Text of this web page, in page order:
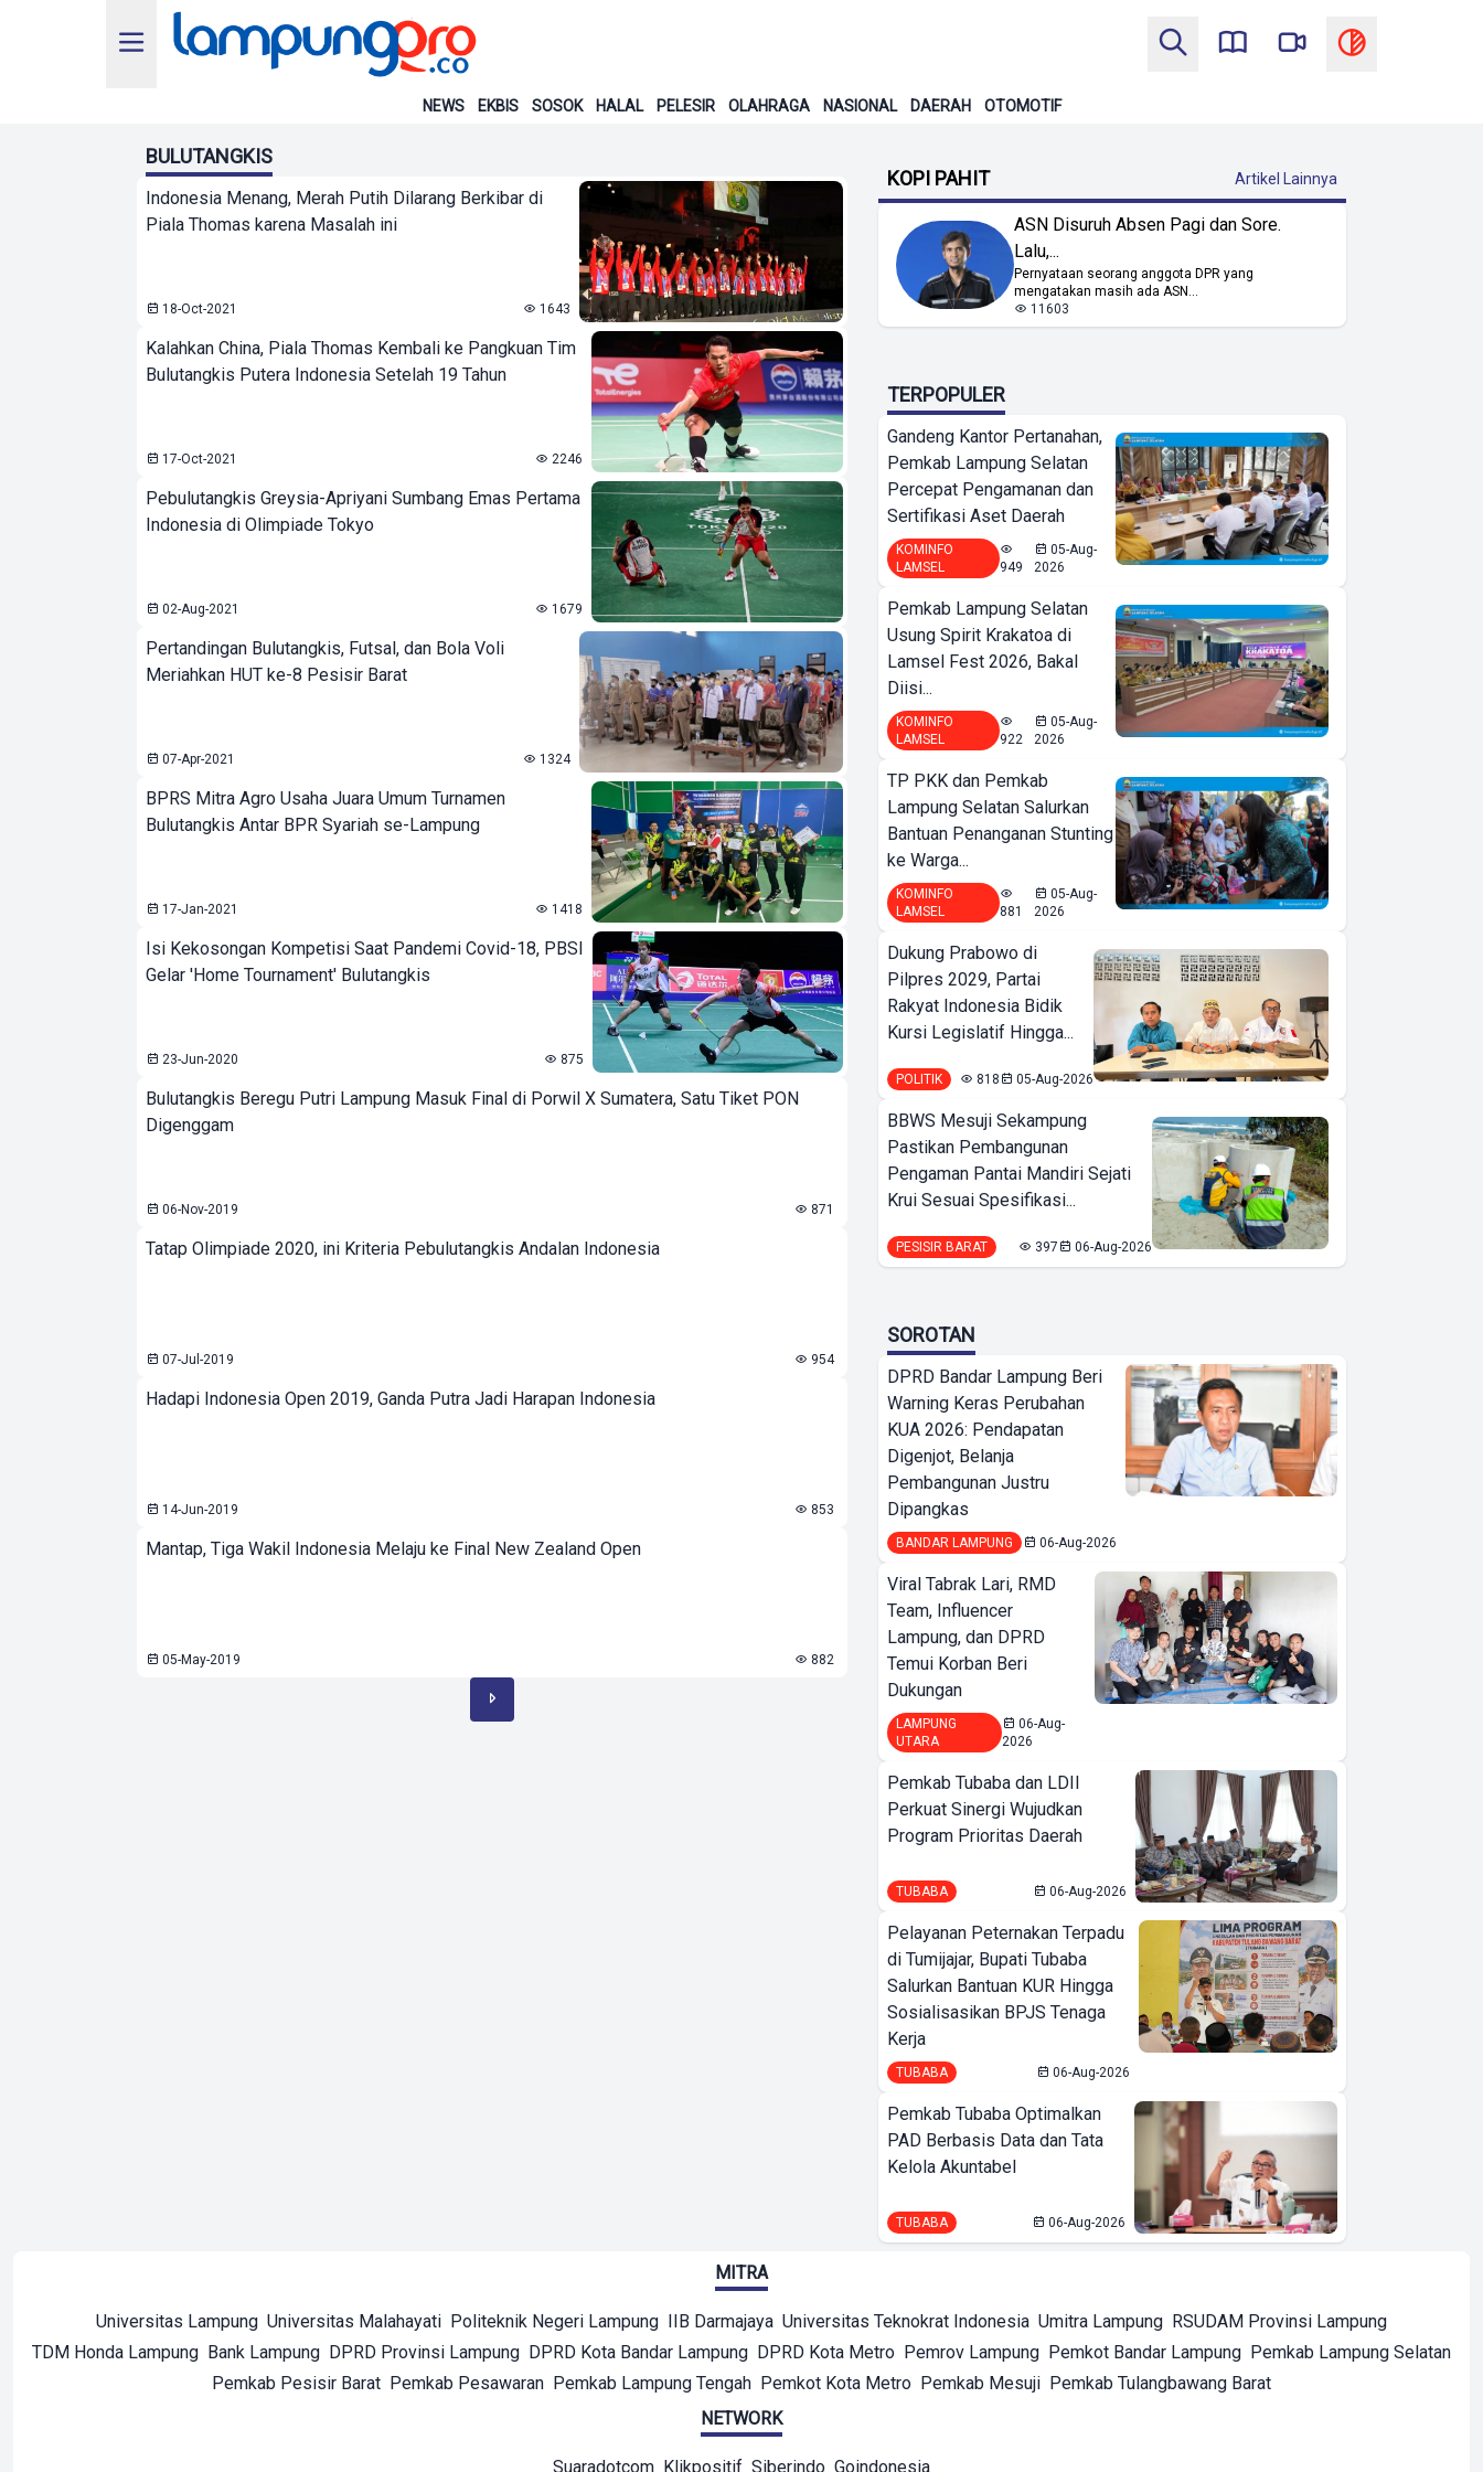
NEWS EKBIS SOSOK HALAL PELESIR OLAHRAGA NASIONAL DAERAH OTOMOTIF
BULUTANGKIS
Indonesia Menang, Merah Putih Dilarang Berkibar di
Piala Thomas karena Masalah ini
18-Oct-2021 1643
Kalahkan China, Piala Thomas Kembali ke Pangkuan Tim
Bulutangkis Putera Indonesia Setelah 19 Tahun
17-Oct-2021 2246
Pebulutangkis Greysia-Apriyani Sumbang Emas Pertama
Indonesia di Olimpiade Tokyo
02-Aug-2021 1679
Pertandingan Bulutangkis, Futsal, dan Bola Voli
Meriahkan HUT ke-8 Pesisir Barat
07-Apr-2021 1324
BPRS Mitra Agro Usaha Juara Umum Turnamen
Bulutangkis Antar BPR Syariah se-Lampung
17-Jan-2021 1418
Isi Kekosongan Kompetisi Saat Pandemi Covid-18, PBSI
Gelar 'Home Tournament' Bulutangkis
23-Jun-2020 875
Bulutangkis Beregu Putri Lampung Masuk Final di Porwil X Sumatera, Satu Tiket PON
Digenggam
06-Nov-2019 871
Tatap Olimpiade 2020, ini Kriteria Pebulutangkis Andalan Indonesia
07-Jul-2019 954
Hadapi Indonesia Open 2019, Ganda Putra Jadi Harapan Indonesia
14-Jun-2019 853
Mantap, Tiga Wakil Indonesia Melaju ke Final New Zealand Open
05-May-2019 882
KOPI PAHIT Artikel Lainnya
ASN Disuruh Absen Pagi dan Sore.
Lalu,...
Pernyataan seorang anggota DPR yang
mengatakan masih ada ASN...
11603
TERPOPULER
Gandeng Kantor Pertanahan,
Pemkab Lampung Selatan
Percepat Pengamanan dan
Sertifikasi Aset Daerah
KOMINFO
LAMSEL
949
05-Aug-
2026
Pemkab Lampung Selatan
Usung Spirit Krakatoa di
Lamsel Fest 2026, Bakal
Diisi...
KOMINFO
LAMSEL
922
05-Aug-
2026
TP PKK dan Pemkab
Lampung Selatan Salurkan
Bantuan Penanganan Stunting
ke Warga...
KOMINFO
LAMSEL
881
05-Aug-
2026
Dukung Prabowo di
Pilpres 2029, Partai
Rakyat Indonesia Bidik
Kursi Legislatif Hingga...
POLITIK 818 05-Aug-2026
BBWS Mesuji Sekampung
Pastikan Pembangunan
Pengaman Pantai Mandiri Sejati
Krui Sesuai Spesifikasi...
PESISIR BARAT 397 06-Aug-2026
SOROTAN
DPRD Bandar Lampung Beri
Warning Keras Perubahan
KUA 2026: Pendapatan
Digenjot, Belanja
Pembangunan Justru
Dipangkas
BANDAR LAMPUNG 06-Aug-2026
Viral Tabrak Lari, RMD
Team, Influencer
Lampung, dan DPRD
Temui Korban Beri
Dukungan
LAMPUNG
UTARA
06-Aug-
2026
Pemkab Tubaba dan LDII
Perkuat Sinergi Wujudkan
Program Prioritas Daerah
TUBABA 06-Aug-2026
Pelayanan Peternakan Terpadu
di Tumijajar, Bupati Tubaba
Salurkan Bantuan KUR Hingga
Sosialisasikan BPJS Tenaga
Kerja
TUBABA 06-Aug-2026
Pemkab Tubaba Optimalkan
PAD Berbasis Data dan Tata
Kelola Akuntabel
TUBABA 06-Aug-2026
MITRA
Universitas Lampung Universitas Malahayati Politeknik Negeri Lampung IIB Darmajaya Universitas Teknokrat Indonesia Umitra Lampung RSUDAM Provinsi Lampung
TDM Honda Lampung Bank Lampung DPRD Provinsi Lampung DPRD Kota Bandar Lampung DPRD Kota Metro Pemrov Lampung Pemkot Bandar Lampung Pemkab Lampung Selatan
Pemkab Pesisir Barat Pemkab Pesawaran Pemkab Lampung Tengah Pemkot Kota Metro Pemkab Mesuji Pemkab Tulangbawang Barat
NETWORK
Suaradotcom Klikpositif Siberindo Goindonesia